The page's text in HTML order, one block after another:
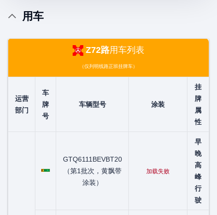
用车
Z72路用车列表
（仅列明线路正班挂牌车）
运营
部门
车
牌
号
车辆型号 涂装
挂
牌
属
性
粤C00812D
GTQ6111BEVBT20
（第1批次，黄飘带
涂装）
加载失败
早
晚
高
峰
行
驶